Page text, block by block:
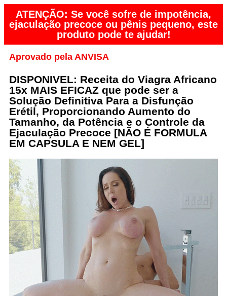
ATENÇÃO: Se você sofre de impotência,
ejaculação precoce ou pênis pequeno, este
produto pode te ajudar!
Aprovado pela ANVISA
DISPONIVEL: Receita do Viagra Africano
15x MAIS EFICAZ que pode ser a
Solução Definitiva Para a Disfunção
Erétil, Proporcionando Aumento do
Tamanho, da Potência e o Controle da
Ejaculação Precoce [NÃO É FORMULA
EM CAPSULA E NEM GEL]